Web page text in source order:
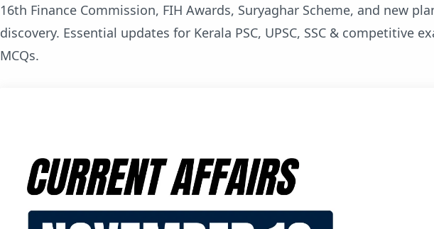
16th Finance Commission, FIH Awards, Suryaghar Scheme, and new
discovery. Essential updates for Kerala PSC, UPSC, SSC & competitive
MCQs.